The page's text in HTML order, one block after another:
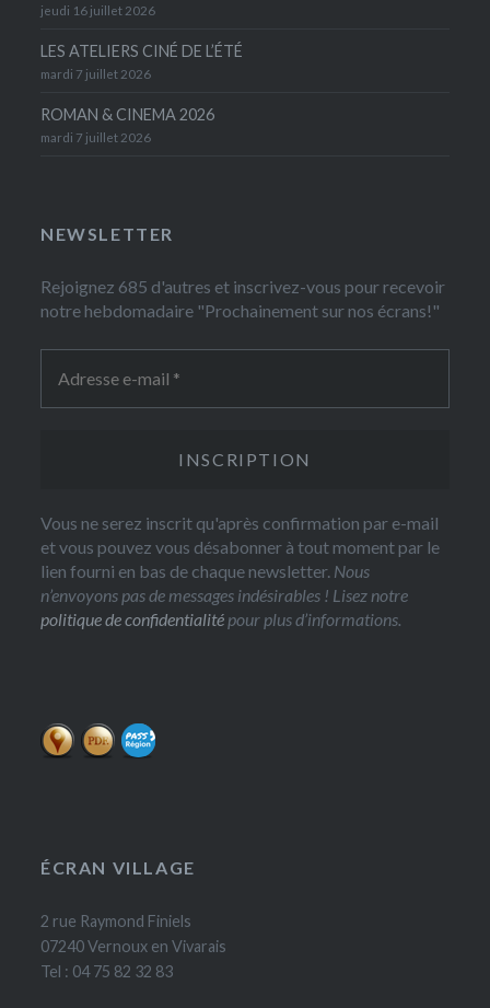
jeudi 16 juillet 2026
LES ATELIERS CINÉ DE L’ÉTÉ
mardi 7 juillet 2026
ROMAN & CINEMA 2026
mardi 7 juillet 2026
NEWSLETTER
Rejoignez 685 d'autres et inscrivez-vous pour recevoir
notre hebdomadaire "Prochainement sur nos écrans!"
Vous ne serez inscrit qu'après confirmation par e-mail
et vous pouvez vous désabonner à tout moment par le
lien fourni en bas de chaque newsletter. Nous
n’envoyons pas de messages indésirables ! Lisez notre
politique de confidentialité pour plus d’informations.
ÉCRAN VILLAGE
2 rue Raymond Finiels
07240 Vernoux en Vivarais
Tel : 04 75 82 32 83